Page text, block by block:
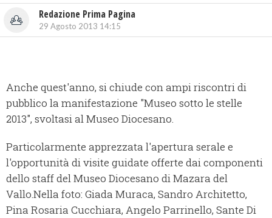
Redazione Prima Pagina
29 Agosto 2013 14:15
Anche quest'anno, si chiude con ampi riscontri di
pubblico la manifestazione "Museo sotto le stelle
2013", svoltasi al Museo Diocesano.
Particolarmente apprezzata l'apertura serale e
l'opportunità di visite guidate offerte dai componenti
dello staff del Museo Diocesano di Mazara del
Vallo.Nella foto: Giada Muraca, Sandro Architetto,
Pina Rosaria Cucchiara, Angelo Parrinello, Sante Di